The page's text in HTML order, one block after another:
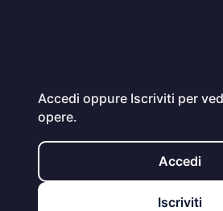
Accedi oppure Iscriviti per
opere.
Accedi
Iscriviti